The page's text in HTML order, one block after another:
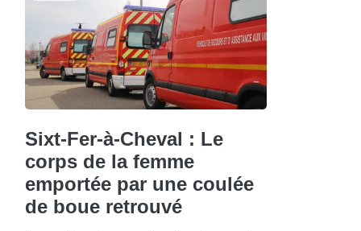
Sixt-Fer-à-Cheval : Le
corps de la femme
emportée par une coulée
de boue retrouvé